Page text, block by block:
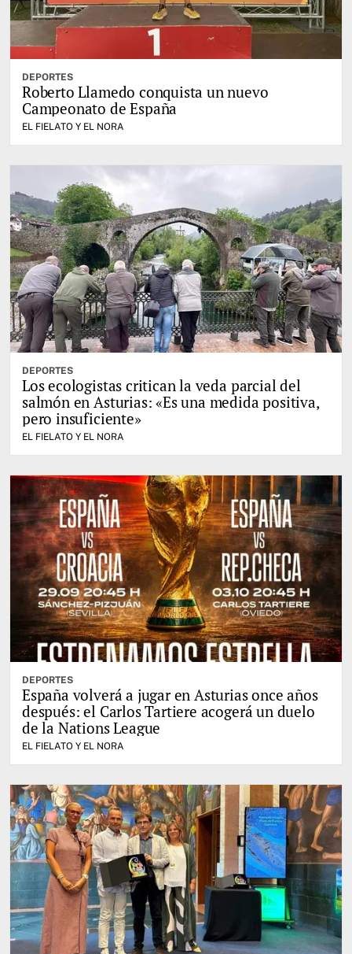
DEPORTES
Roberto Llamedo conquista un nuevo
Campeonato de España
EL FIELATO Y EL NORA
DEPORTES
Los ecologistas critican la veda parcial del
salmón en Asturias: «Es una medida positiva,
pero insuficiente»
EL FIELATO Y EL NORA
DEPORTES
España volverá a jugar en Asturias once años
después: el Carlos Tartiere acogerá un duelo
de la Nations League
EL FIELATO Y EL NORA